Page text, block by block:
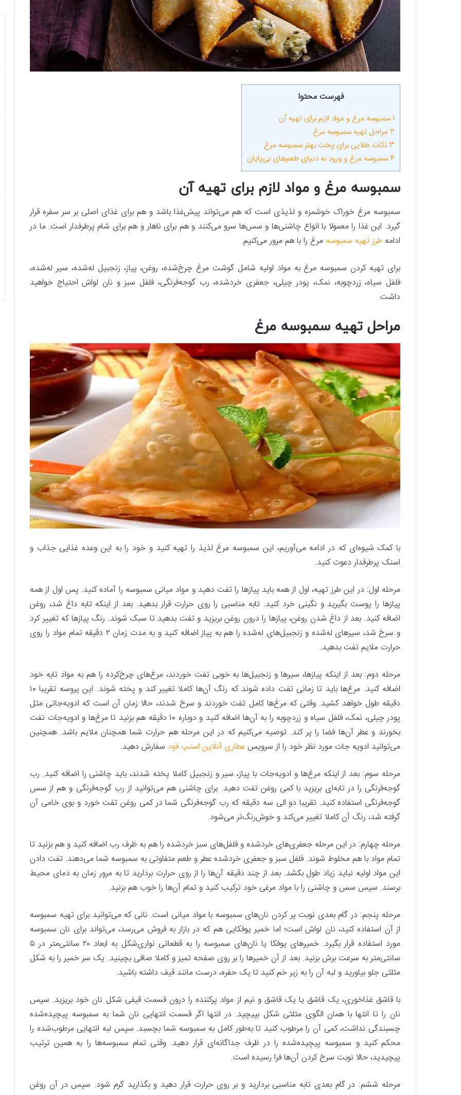
فهرست محتوا
1سمبوسه مرغ و مواد لازم برای تهیه آن
2 مراحل تهیه سمبوسه مرغ
3 نکات طلایی برای پخت بهتر سمبوسه مرغ
4 سمبوسه مرغ و ورود به دنیای طعم‌های بی‌پایان
سمبوسه مرغ و مواد لازم برای تهیه آن
سمبوسه مرغ خوراک خوشمزه و لذیذی است که هم می‌تواند پیش‌غذا باشد و هم برای غذای اصلی بر سر سفره قرار
گیرد. این غذا را معمولا با انواع چاشنی‌ها و سس‌ها سرو می‌کنند و هم برای ناهار و هم برای شام پرطرفدار است. ما در
ادامه طرز تهیه سمبوسه مرغ را با هم مرور می‌کنیم.
برای تهیه کردن سمبوسه مرغ به مواد اولیه شامل گوشت مرغ چرخ‌شده، روغن، پیاز، زنجبیل له‌شده، سیر له‌شده،
فلفل سیاه، زردچوبه، نمک، پودر چیلی، جعفری خردشده، رب گوجه‌فرنگی، فلفل سبز و نان لواش احتیاج خواهید
داشت.
مراحل تهیه سمبوسه مرغ
با کمک شیوه‌ای که در ادامه می‌آوریم، این سمبوسه مرغ لذیذ را تهیه کنید و خود را به این وعده غذایی جذاب و
اسنک پرطرفدار دعوت کنید.
مرحله اول: در این طرز تهیه، اول از همه باید پیازها را تفت دهید و مواد میانی سمبوسه را آماده کنید. پس اول از همه
پیازها را پوست بگیرید و نگینی خرد کنید. تابه مناسبی را روی حرارت قرار بدهید. بعد از اینکه تابه داغ شد، روغن
اضافه کنید. بعد از داغ شدن روغن، پیازها را درون روغن بریزید و تفت بدهید تا سبک شوند. رنگ پیازها که تغییر کرد
و سرخ شد، سیرهای له‌شده و زنجبیل‌های له‌شده را هم به پیاز اضافه کنید و به مدت زمان ۲ دقیقه تمام مواد را روی
حرارت ملایم تفت بدهید.
مرحله دوم: بعد از اینکه پیازها، سیرها و زنجبیل‌ها به خوبی تفت خوردند، مرغ‌های چرخ‌کرده را هم به مواد تابه خود
اضافه کنید. مرغ‌ها باید تا زمانی تفت داده شوند که رنگ آن‌ها کاملا تغییر کند و پخته شوند. این پروسه تقریبا ۱۰
دقیقه طول خواهد کشید. وقتی که مرغ‌ها کامل تفت خوردند و سرخ شدند، حالا زمان آن است که ادویه‌جاتی مثل
پودر چیلی، نمک، فلفل سیاه و زردچوبه را به آن‌ها اضافه کنید و دوباره ۱۰ دقیقه هم بزنید تا مرغ‌ها و ادویه‌جات تفت
بخورند و عطر آن‌ها فضا را پر کند. توصیه می‌کنیم که در این مرحله هم حرارت شما همچنان ملایم باشد. همچنین
می‌توانید ادویه جات مورد نظر خود را از سرویس عطاری آنلاین اسنپ فود سفارش دهید.
مرحله سوم: بعد از اینکه مرغ‌ها و ادویه‌جات با پیاز، سیر و زنجبیل کاملا پخته شدند، باید چاشنی را اضافه کنید. رب
گوجه‌فرنگی را در تابه‌ای بریزید با کمی روغن تفت دهید. برای چاشنی هم می‌توانید از رب گوجه‌فرنگی و هم از سس
گوجه‌فرنگی استفاده کنید. تقریبا دو الی سه دقیقه که رب گوجه‌فرنگی شما در کمی روغن تفت خورد و بوی خامی آن
گرفته شد، رنگ آن کاملا تغییر می‌کند و خوش‌رنگ‌تر می‌شود.
مرحله چهارم: در این مرحله جعفری‌های خردشده و فلفل‌های سبز خردشده را هم به ظرف رب اضافه کنید و هم بزنید تا
تمام مواد با هم مخلوط شوند. فلفل سبز و جعفری خردشده عطر و طعم متفاوتی به سمبوسه شما می‌دهند. تفت دادن
این مواد اولیه نباید زیاد طول بکشد. بعد از چند دقیقه آن‌ها را از روی حرارت بردارید تا به مرور زمان به دمای محیط
برسند. سپس سس و چاشنی را با مواد مرغی خود ترکیب کنید و تمام آن‌ها را خوب هم بزنید.
مرحله پنجم: در گام بعدی نوبت پر کردن نان‌های سمبوسه با مواد میانی است. نانی که می‌توانید برای تهیه سمبوسه
از آن استفاده کنید، نان لواش است؛ اما خمیر یوفکایی هم که در بازار به فروش می‌رسد، می‌تواند برای نان سمبوسه
مورد استفاده قرار بگیرد. خمیرهای یوفکا یا نان‌های سمبوسه را به قطعاتی نواری‌شکل به ابعاد ۲۰ سانتی‌متر در ۵
سانتی‌متر به سرعت برش بزنید. بعد از آن خمیرها را بر روی صفحه تمیز و کاملا صافی بچینید. یک سر خمیر را به شکل
مثلثی جلو بیاورید و لبه آن را به زیر خم کنید تا یک حفره، درست مانند قیف داشته باشید.
با قاشق غذاخوری، یک قاشق یا یک قاشق و نیم از مواد پرکننده را درون قسمت قیفی شکل نان خود بریزید. سپس
نان را تا انتها با همان الگوی مثلثی شکل بپیچید. در انتها اگر قسمت انتهایی نان شما به سمبوسه پیچیده‌شده
چسبندگی نداشت، کمی آن را مرطوب کنید تا به‌طور کامل به سمبوسه شما بچسبد. سپس لبه انتهایی مرطوب‌شده را
محکم کنید و سمبوسه پیچیده‌شده را در ظرف جداگانه‌ای قرار دهید. وقتی تمام سمبوسه‌ها را به همین ترتیب
پیچیدید، حالا نوبت سرخ کردن آن‌ها فرا رسیده است.
مرحله ششم: در گام بعدی تابه مناسبی بردارید و بر روی حرارت قرار دهید و بگذارید گرم شود. سپس در آن روغن